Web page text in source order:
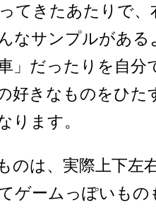
てきたあたりで、
なサンプルがある
」だったりを自分
好きなものをひた
ります。
のは、実際上下左
ゲームっぽいも